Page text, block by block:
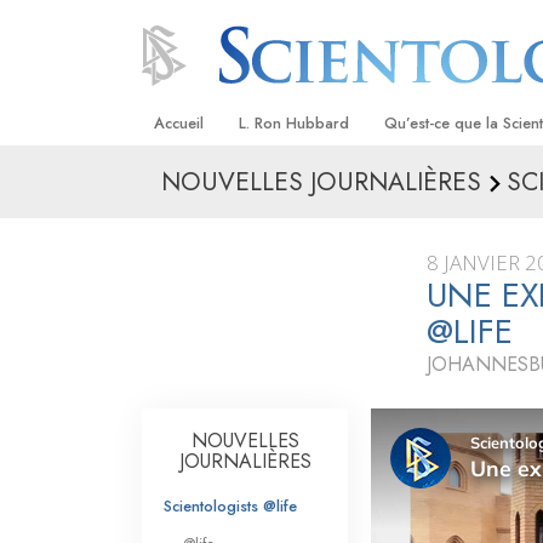
Accueil L. Ron Hubbard Qu’est-ce que la
Croyances et pratiques
Les scientologues et
Rencontrez un
À l’intérieur d’une
Les principes de base
Scientologie
La Dianétique : Une
NOUVELLES JOURNALIÈRES
8 JANVIER
UNE
@LIFE
NOUVELLES
JOURNALIÈRES
Scientologists @life